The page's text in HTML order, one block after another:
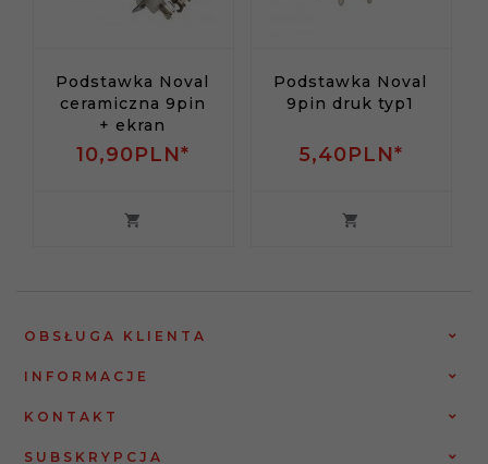
Podstawka Noval
ceramiczna 9pin
+ ekran
10,90PLN*
Podstawka Noval
9pin druk typ1
5,40PLN*
OBSŁUGA KLIENTA
INFORMACJE
KONTAKT
SUBSKRYPCJA